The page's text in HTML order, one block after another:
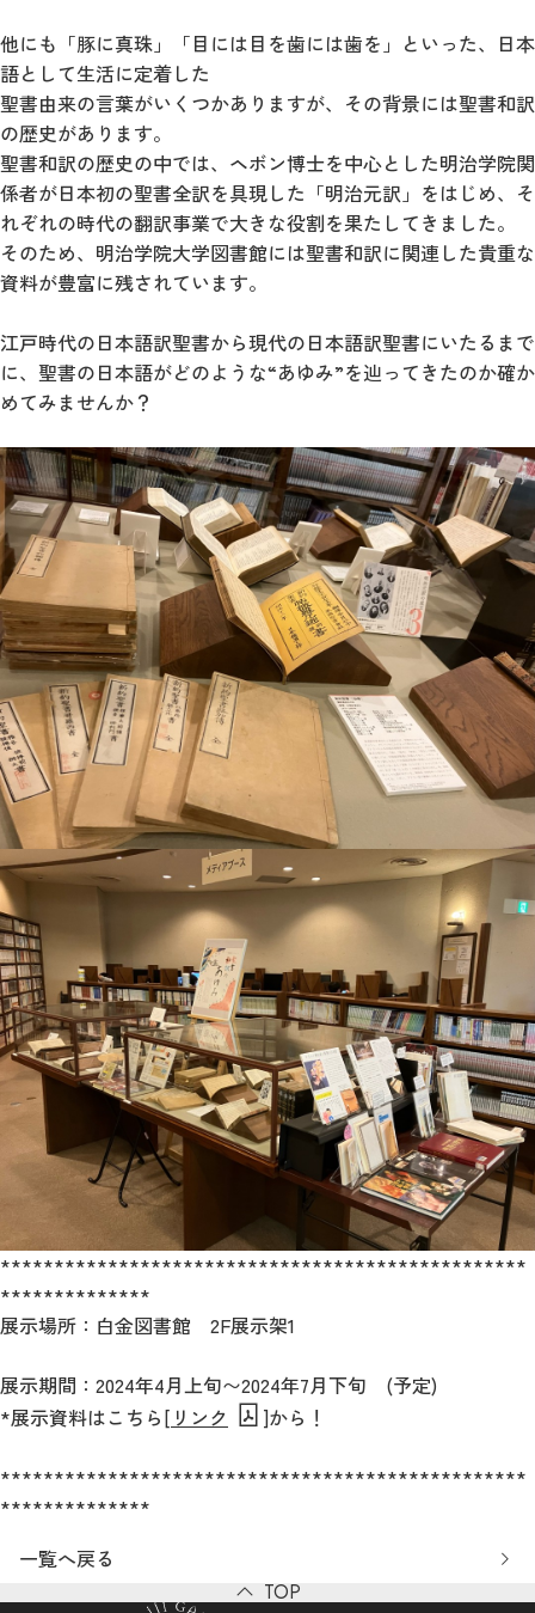
他にも「豚に真珠」「目には目を歯には歯を」といった、日本
語として生活に定着した
聖書由来の言葉がいくつかありますが、その背景には聖書和訳
の歴史があります。
聖書和訳の歴史の中では、ヘボン博士を中心とした明治学院関
係者が日本初の聖書全訳を具現した「明治元訳」をはじめ、そ
れぞれの時代の翻訳事業で大きな役割を果たしてきました。
そのため、明治学院大学図書館には聖書和訳に関連した貴重な
資料が豊富に残されています。
江戸時代の日本語訳聖書から現代の日本語訳聖書にいたるまで
に、聖書の日本語がどのような“あゆみ”を辿ってきたのか確か
めてみませんか？
*************************************************
**************
展示場所：白金図書館 2F展示架1
展示期間：2024年4月上旬〜2024年7月下旬 (予定)
*展示資料はこちら[ リンク ]から！
*************************************************
**************
一覧へ戻る
TOP